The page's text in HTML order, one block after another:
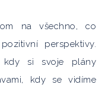
na všechno, co
perspektivy.
kdy si svoje plány
kdy se vidíme